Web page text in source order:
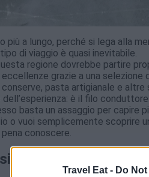
Travel Eat - Do
più a lungo, perché si lega alla
di viaggio è quasi inevitabile.
regione dovrebbe partire
grazie a una selezione
pasta artigianale e
dell’esperienza: è il filo
basta un assaggio per capire
o vuoi semplicemente
conoscere.
della